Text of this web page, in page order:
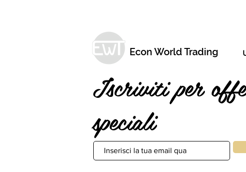
Econ World Trading
Iscriviti per
speciali